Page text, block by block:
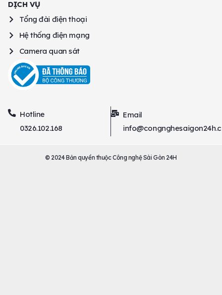
DỊCH VỤ
Tổng đài điện thoại
Hệ thống điện mạng
Camera quan sát
Hotline
0326.102.168
Email
© 2024 Bản quyền thuộc Công nghệ Sài Gòn 24H